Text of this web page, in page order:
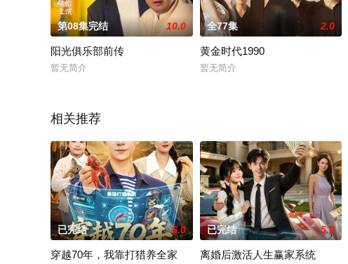
第08集完结 10.0
阳光俱乐部前传
暂无简介
全77集 2.0
黄金时代1990
暂无简介
相关推荐
已完结 6.0
穿越70年，我靠打猎养全家
已完结 5.0
离婚后激活人生赢家系统